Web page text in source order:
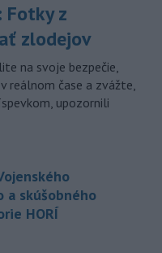
Fotky z
zlodejov
na svoje bezpečie,
reálnom čase a zvážte,
upozornili
a skúšobného
HORÍ